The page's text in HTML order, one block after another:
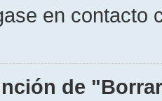
en contacto
de